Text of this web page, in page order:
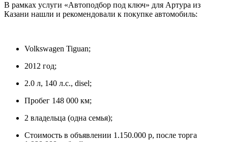
В рамках услуги «Автоподбор под ключ» для Артура из
Казани нашли и рекомендовали к покупке автомобиль:
Volkswagen Tiguan;
2012 год;
2.0 л, 140 л.с., disel;
Пробег 148 000 км;
2 владельца (одна семья);
Стоимость в объявлении 1.150.000 р, после торга